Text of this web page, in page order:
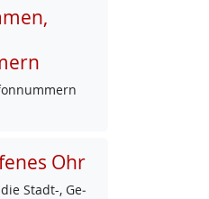
Ohr
Stadt-, Ge­